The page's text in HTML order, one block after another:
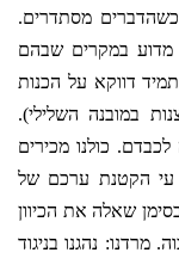
כשהדברים מסתדרים.
במקרים שבהם
תמיד דווקא על הכנות
במובנה השלילי).
כולנו מכירים
עי הקטנת ערכם של
שאלה את הכיוון
מרדנו: נהגנו בניגוד